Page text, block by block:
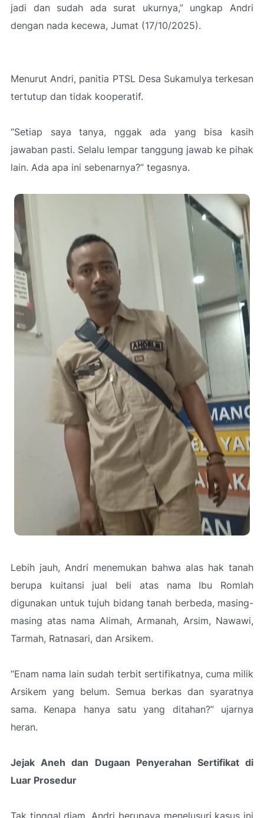
jadi dan sudah ada surat ukurnya,”ungkap Andri
dengan nada kecewa, Jumat (17/10/2025).
Menurut Andri, panitia PTSL Desa Sukamulya terkesan
tertutup dan tidak kooperatif.
“Setiap saya tanya, nggak ada yang bisa kasih
jawaban pasti. Selalu lempar tanggung jawab ke pihak
lain. Ada apa ini sebenarnya?” tegasnya.
Lebih jauh, Andri menemukan bahwa alas hak tanah
berupa kuitansi jual beli atas nama Ibu Romlah
digunakan untuk tujuh bidang tanah berbeda, masing-
masing atas nama Alimah, Armanah, Arsim, Nawawi,
Tarmah, Ratnasari, dan Arsikem.
“Enam nama lain sudah terbit sertifikatnya, cuma milik
Arsikem yang belum. Semua berkas dan syaratnya
sama. Kenapa hanya satu yang ditahan?”ujarnya
heran.
Jejak Aneh dan Dugaan Penyerahan Sertifikat di
Luar Prosedur
Tak tinggal diam, Andri berupaya menelusuri kasus ini